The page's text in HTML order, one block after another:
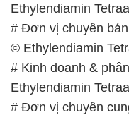
Ethylendiamin
# Đơn vị chuyên
© Ethylendiamin
# Kinh doanh &
Ethylendiamin
# Đơn vị chuyên